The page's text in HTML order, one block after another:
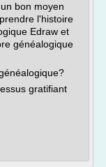
bon moyen
l'histoire
Edraw et
généalogique
gratifiant